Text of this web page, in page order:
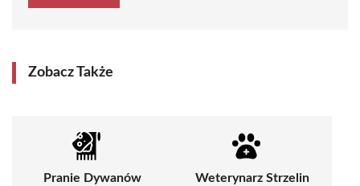
Zobacz Także
Pranie Dywanów
Weterynarz Strzelin